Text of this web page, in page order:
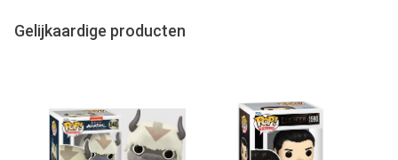
Gelijkaardige producten